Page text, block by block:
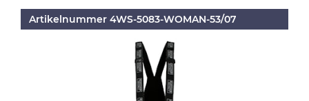
Artikelnummer 4WS-5083-WOMAN-53/07